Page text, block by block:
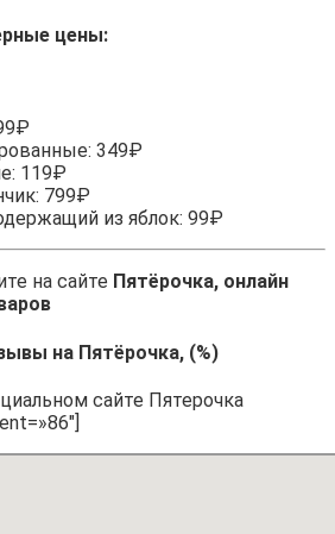
цены:
349₽
119₽
799₽
из яблок: 99₽
на сайте Пятёрочка, онлайн
на Пятёрочка, (%)
сайте Пятерочка